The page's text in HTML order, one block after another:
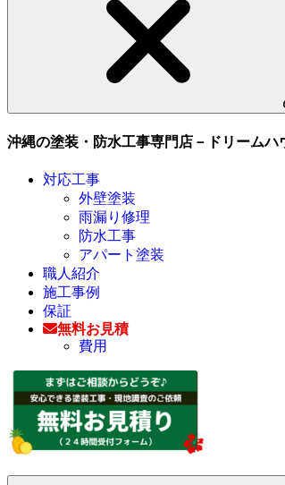
沖縄の塗装・防水工事専門店－ドリームハ
対応工事
外壁塗装
雨漏り修理
防水工事
アパート塗装
職人紹介
施工事例
保証
無料お見積
費用